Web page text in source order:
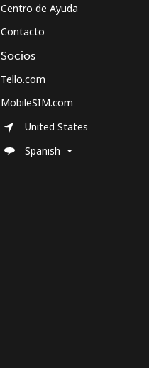
Centro de Ayuda
Contacto
Socios
Tello.com
MobileSIM.com
United States
Spanish